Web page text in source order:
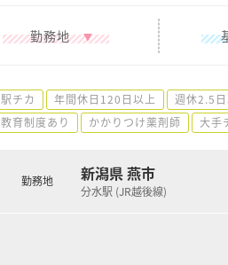
勤務地
駅チカ 年間休日120日以上 週休2.5
教育制度あり
かかりつけ薬剤師 大手
勤務地 新潟県 燕市
分水駅 (JR越後線)